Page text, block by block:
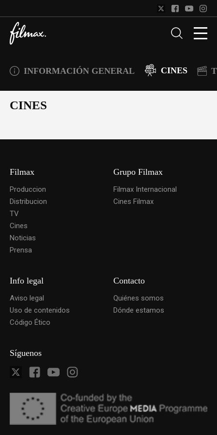
INFORMACIÓN GENERAL CINES
CINES
Filmax
Produccion
Distribucion
TV
Cines
Noticias
Prensa
Grupo Filmax
Filmax Internacional
Cines Filmax
Info legal
Aviso legal
Uso de contenidos
Código Ético
Contacto
Quiénes somos
Dónde estamos
Síguenos